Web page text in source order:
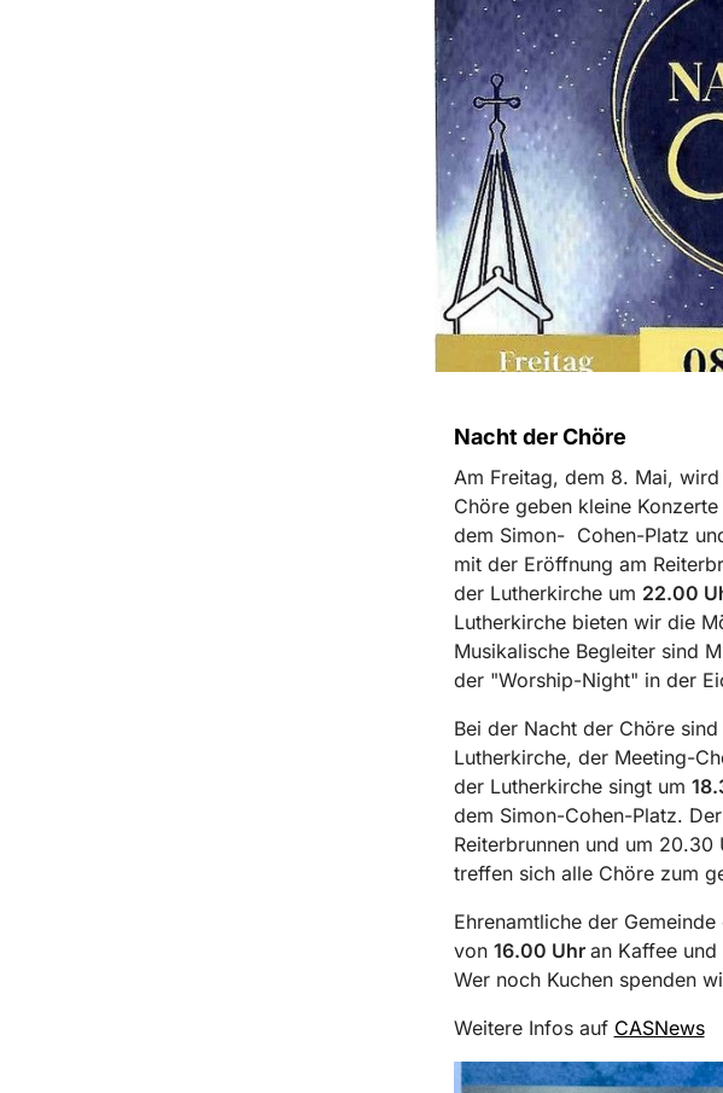
Nacht der Chöre
Am Freitag, dem 8. Mai,
Chöre geben kleine
dem Simon- Cohen-Platz
mit der Eröffnung am
der Lutherkirche um 22.00
Lutherkirche bieten wir die
Musikalische Begleiter sind
der "Worship-Night" in der
Bei der Nacht der Chöre
Lutherkirche, der Meeting-
der Lutherkirche singt um
dem Simon-Cohen-Platz.
Reiterbrunnen und um
treffen sich alle Chöre zum
Ehrenamtliche der
von 16.00 Uhr an Kaffee
Wer noch Kuchen spenden
Weitere Infos auf CASNews